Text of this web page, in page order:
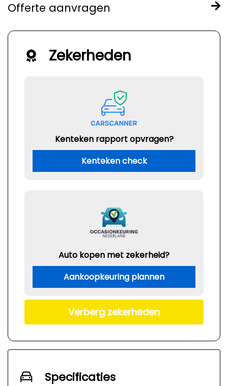
Offerte aanvragen
Zekerheden
Kenteken rapport opvragen?
Kenteken check
Auto kopen met zekerheid?
Aankoopkeuring plannen
Verberg zekerheden
Specificaties